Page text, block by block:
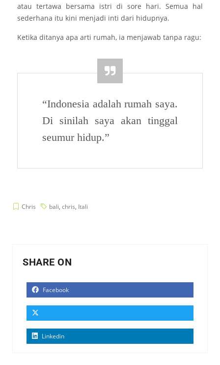
atau tertawa bersama istri di sore hari. Semua hal
sederhana itu kini menjadi inti dari hidupnya.
Ketika ditanya apa arti rumah, ia menjawab tanpa ragu:
“Indonesia adalah rumah saya.
Di sinilah saya akan tinggal
seumur hidup.”
Chris bali, chris, Itali
SHARE ON
Facebook
Linkedin